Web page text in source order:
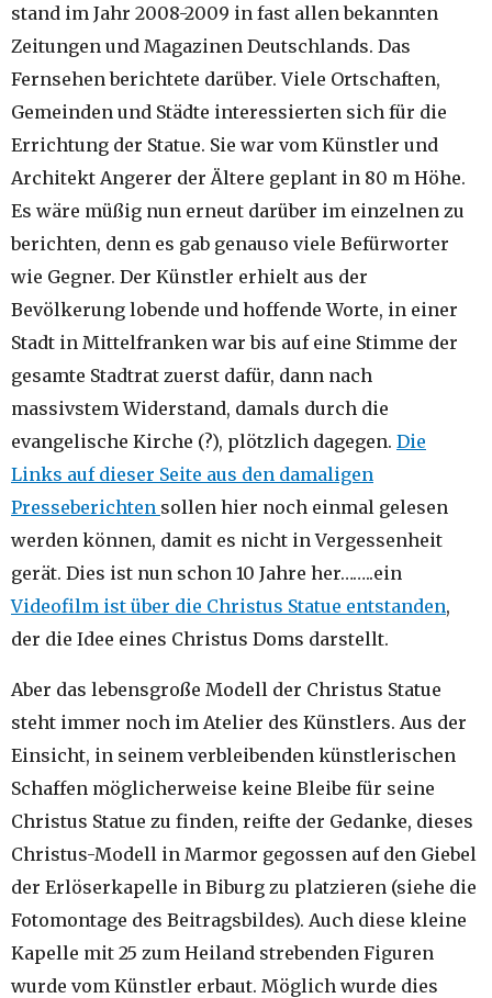
stand im Jahr 2008-2009 in fast allen bekannten
Zeitungen und Magazinen Deutschlands. Das
Fernsehen berichtete darüber. Viele Ortschaften,
Gemeinden und Städte interessierten sich für die
Errichtung der Statue. Sie war vom Künstler und
Architekt Angerer der Ältere geplant in 80 m Höhe.
Es wäre müßig nun erneut darüber im einzelnen zu
berichten, denn es gab genauso viele Befürworter
wie Gegner. Der Künstler erhielt aus der
Bevölkerung lobende und hoffende Worte, in einer
Stadt in Mittelfranken war bis auf eine Stimme der
gesamte Stadtrat zuerst dafür, dann nach
massivstem Widerstand, damals durch die
evangelische Kirche (?), plötzlich dagegen. Die
Links auf dieser Seite aus den damaligen
Presseberichten sollen hier noch einmal gelesen
werden können, damit es nicht in Vergessenheit
gerät. Dies ist nun schon 10 Jahre her……..ein
Videofilm ist über die Christus Statue entstanden,
der die Idee eines Christus Doms darstellt.
Aber das lebensgroße Modell der Christus Statue
steht immer noch im Atelier des Künstlers. Aus der
Einsicht, in seinem verbleibenden künstlerischen
Schaffen möglicherweise keine Bleibe für seine
Christus Statue zu finden, reifte der Gedanke, dieses
Christus-Modell in Marmor gegossen auf den Giebel
der Erlöserkapelle in Biburg zu platzieren (siehe die
Fotomontage des Beitragsbildes). Auch diese kleine
Kapelle mit 25 zum Heiland strebenden Figuren
wurde vom Künstler erbaut. Möglich wurde dies